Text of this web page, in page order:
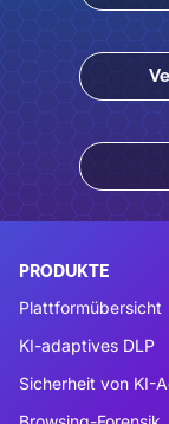
PRODUKTE
Plattformübersicht
KI-adaptives DLP
Sicherheit von KI-